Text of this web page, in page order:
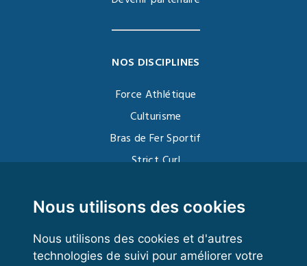
Nous utilisons des cookies
Nous utilisons des cookies et d'autres
technologies de suivi pour améliorer votre
NOS DISCIPLINES
Force Athlétique
Culturisme
Bras de Fer Sportif
Strict Curl
Kettlebell